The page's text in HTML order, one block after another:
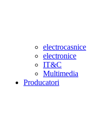
electrocasnice
electronice
IT&C
Multimedia
Producatori